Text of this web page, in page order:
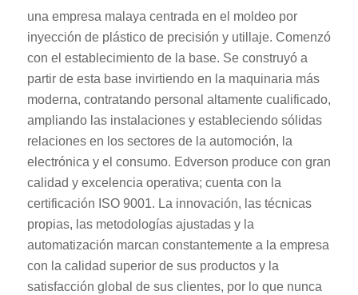
una empresa malaya centrada en el moldeo por
inyección de plástico de precisión y utillaje. Comenzó
con el establecimiento de la base. Se construyó a
partir de esta base invirtiendo en la maquinaria más
moderna, contratando personal altamente cualificado,
ampliando las instalaciones y estableciendo sólidas
relaciones en los sectores de la automoción, la
electrónica y el consumo. Edverson produce con gran
calidad y excelencia operativa; cuenta con la
certificación ISO 9001. La innovación, las técnicas
propias, las metodologías ajustadas y la
automatización marcan constantemente a la empresa
con la calidad superior de sus productos y la
satisfacción global de sus clientes, por lo que nunca